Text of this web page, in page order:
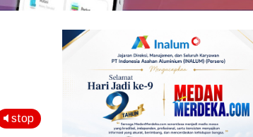
stop